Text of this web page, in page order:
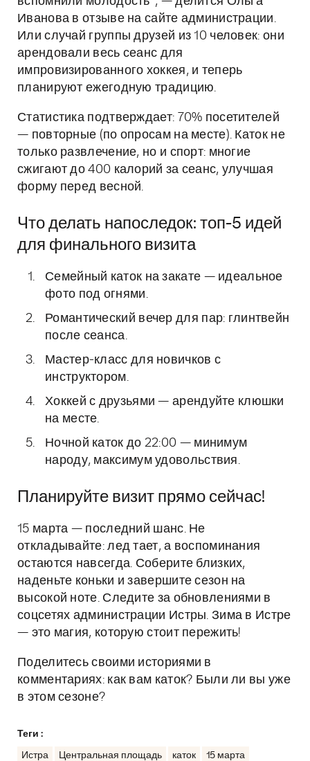
Иванова в отзыве на сайте администрации.
Или случай группы друзей из 10 человек: они
арендовали весь сеанс для
импровизированного хоккея, и теперь
планируют ежегодную традицию.
Статистика подтверждает: 70% посетителей
— повторные (по опросам на месте). Каток не
только развлечение, но и спорт: многие
сжигают до 400 калорий за сеанс, улучшая
форму перед весной.
Что делать напоследок: топ-5 идей
для финального визита
Семейный каток на закате — идеальное
фото под огнями.
Романтический вечер для пар: глинтвейн
после сеанса.
Мастер-класс для новичков с
инструктором.
Хоккей с друзьями — арендуйте клюшки
на месте.
Ночной каток до 22:00 — минимум
народу, максимум удовольствия.
Планируйте визит прямо сейчас!
15 марта — последний шанс. Не
откладывайте: лед тает, а воспоминания
остаются навсегда. Соберите близких,
наденьте коньки и завершите сезон на
высокой ноте. Следите за обновлениями в
соцсетях администрации Истры. Зима в Истре
— это магия, которую стоит пережить!
Поделитесь своими историями в
комментариях: как вам каток? Были ли вы уже
в этом сезоне?
Теги :
Истра Центральная площадь каток
15 марта